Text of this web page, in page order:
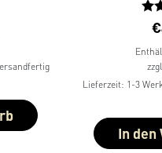
€
zzgl.
Lieferzeit: 1-3
In den